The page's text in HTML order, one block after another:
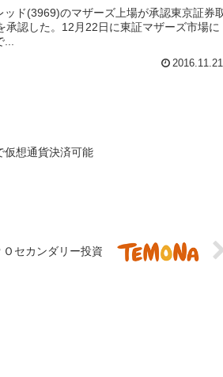
ド(3969)のマザーズ上場が承認東京証券
認した。12月22日に東証マザーズ市場に
2016.11.21
仮想通貨決済可能
セカンダリー投資